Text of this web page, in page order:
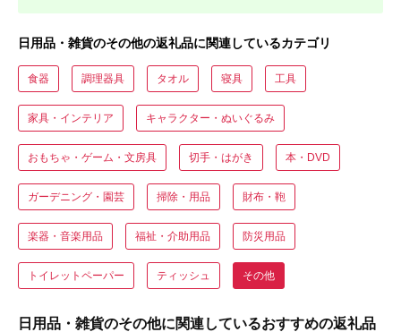
日用品・雑貨のその他の返礼品に関連しているカテゴリ
食器 調理器具 タオル 寝具 工具
家具・インテリア キャラクター・ぬいぐるみ
おもちゃ・ゲーム・文房具 切手・はがき 本・DVD
ガーデニング・園芸 掃除・用品 財布・鞄
楽器・音楽用品 福祉・介助用品 防災用品
トイレットペーパー ティッシュ その他
日用品・雑貨のその他に関連しているおすすめの返礼品